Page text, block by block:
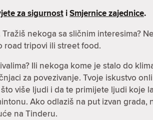
za sigurnost iSmjernice zajednice.
nekoga sa sličnim interesima?
road tripovi ili street food.
Ili nekoga kome je stalo do
za povezivanje. Tvoje iskustvo
više ljudi i da te primijete ljudi koje
Ako odlaziš na put izvan grada,
na Tinderu.